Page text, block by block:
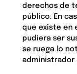
derechos de
público. En
que existe en
pudiera ser
se ruega lo
administrador